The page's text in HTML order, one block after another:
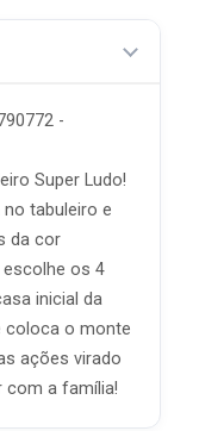
-
Super Ludo!
tabuleiro e
da cor
escolhe os 4
inicial da
coloca o monte
ações virado
com a família!